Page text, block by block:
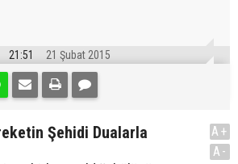
21:51 21 Şubat 2015
Şehidi Dualarla
A+
A-